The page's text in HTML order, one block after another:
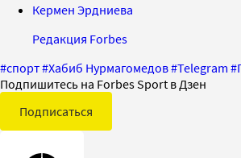
Кермен Эрдниева
Редакция Forbes
#спорт#Хабиб Нурмагомедов#Telegram #
Подпишитесь на Forbes Sport в Дзен
Подписаться